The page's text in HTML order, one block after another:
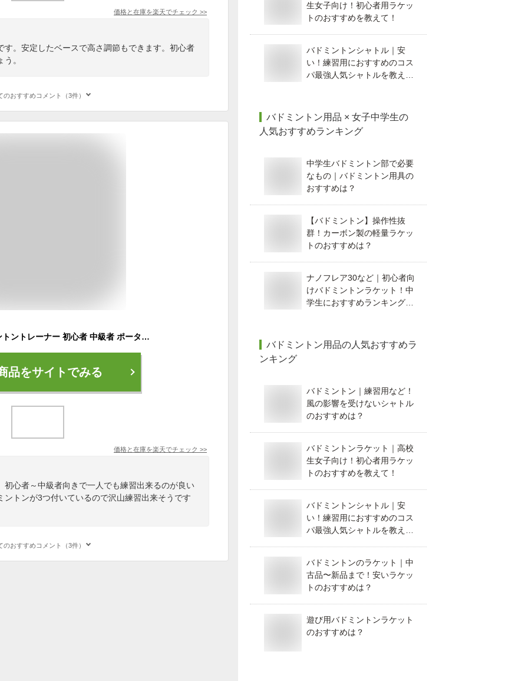
価格と在庫を楽天でチェック >>
す。安定したベースで高さ調節もできます。初心者
。
のおすすめコメント（3件）
【即納】屋外バドミントントレーナー 初心者 中級者 ポータブル伸縮弾性ロッド 安定したベース 高さ調整可能 3つバドミントン付属 初心者 練習用 セット 自分1人でも練習 バドミントン トレーニング 素振り
品をサイトでみる
価格と在庫を楽天でチェック >>
初心者～中級者向きで一人でも練習出来るのが良い
ントンが3つ付いているので沢山練習出来そうです
のおすすめコメント（3件）
生女子向け！初心者用ラケッ
トのおすすめを教えて！
バドミントンシャトル｜安
い！練習用におすすめのコス
パ最強人気シャトルを教え
バドミントン用品 × 女子中学生の
人気おすすめランキング
中学生バドミントン部で必要
なもの｜バドミントン用具の
おすすめは？
【バドミントン】操作性抜
群！カーボン製の軽量ラケッ
トのおすすめは？
ナノフレア30など｜初心者向
けバドミントンラケット！中
学生におすすめランキングを
バドミントン用品の人気おすすめラ
ンキング
バドミントン｜練習用など！
風の影響を受けないシャトル
のおすすめは？
バドミントンラケット｜高校
生女子向け！初心者用ラケッ
トのおすすめを教えて！
バドミントンシャトル｜安
い！練習用におすすめのコス
パ最強人気シャトルを教え
バドミントンのラケット｜中
古品〜新品まで！安いラケッ
トのおすすめは？
遊び用バドミントンラケット
のおすすめは？